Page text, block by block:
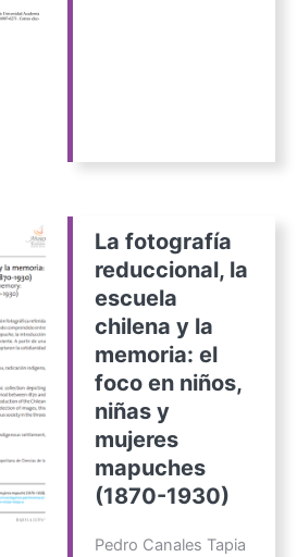
La fotografía
reduccional, la
escuela
chilena y la
memoria: el
foco en niños,
niñas y
mujeres
mapuches
(1870-1930)
Pedro Canales Tapia